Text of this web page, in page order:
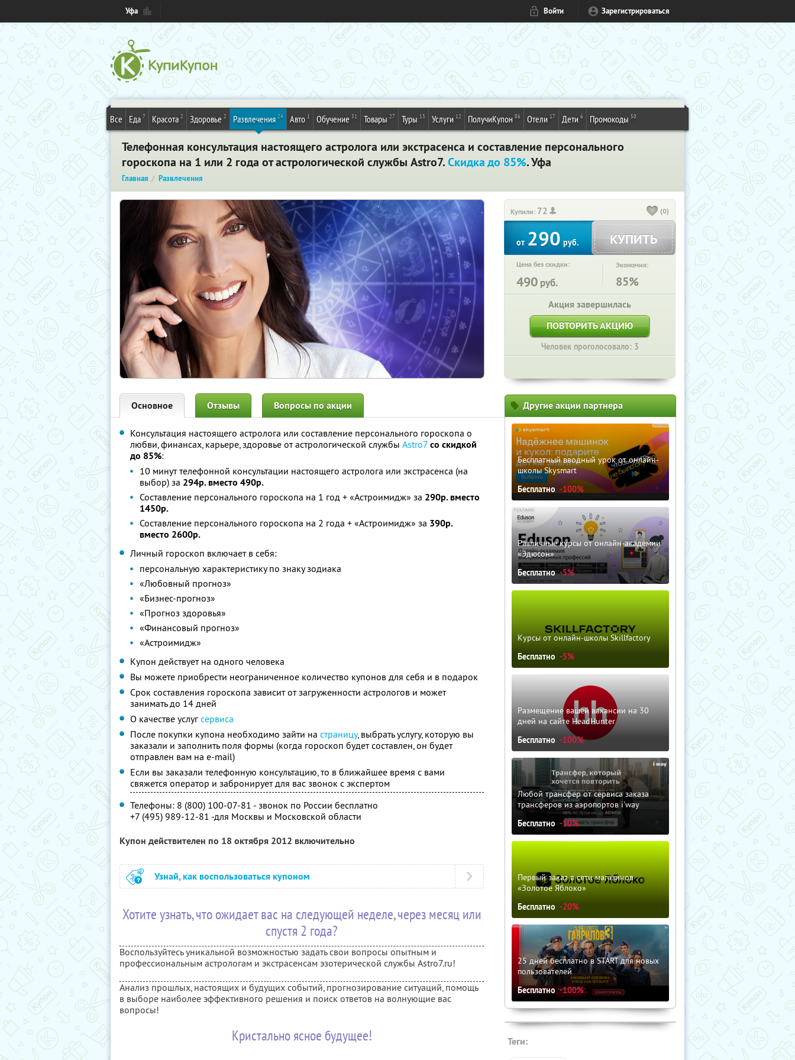
Уфа Войти Зарегистрироваться
Все Еда 7 Красота 2 Здоровье 2 Развлечения 24 Авто 1 Обучение 31 Товары 27 Туры 13 Услуги 12 ПолучиКупон 86 Отели 17 Дети 6 Промокоды 50
Телефонная консультация настоящего астролога или экстрасенса и составление персонального
гороскопа на 1 или 2 года от астрологической службы Astro7.Скидка до 85%. Уфа
Главная Развлечения
Купили: 72 (0)
от290руб. КУПИТЬ
Цена без скидки:
490 руб.
Экономия:
85%
Акция завершилась
ПОВТОРИТЬ АКЦИЮ
Человек проголосовало: 3
Основное Отзывы Вопросы по акции
Консультация настоящего астролога или составление персонального гороскопа о
любви, финансах, карьере, здоровье от астрологической службы Astro7 со скидкой
до 85%:
10 минут телефонной консультации настоящего астролога или экстрасенса (на
выбор) за 294р. вместо 490р.
Составление персонального гороскопа на 1 год + «Астроимидж» за 290р. вместо
1450р.
Составление персонального гороскопа на 2 года + «Астроимидж» за 390р.
вместо 2600р.
Личный гороскоп включает в себя:
персональную характеристику по знаку зодиака
«Любовный прогноз»
«Бизнес-прогноз»
«Прогноз здоровья»
«Финансовый прогноз»
«Астроимидж»
Купон действует на одного человека
Вы можете приобрести неограниченное количество купонов для себя и в подарок
Срок составления гороскопа зависит от загруженности астрологов и может
занимать до 14 дней
О качестве услуг сервиса
После покупки купона необходимо зайти на страницу, выбрать услугу, которую вы
заказали и заполнить поля формы (когда гороскоп будет составлен, он будет
отправлен вам на e-mail)
Если вы заказали телефонную консультацию, то в ближайшее время с вами
свяжется оператор и забронирует для вас звонок с экспертом
Телефоны: 8 (800) 100-07-81 - звонок по России бесплатно
+7 (495) 989-12-81 -для Москвы и Московской области
Купон действителен по 18 октября 2012 включительно
Узнай, как воспользоваться купоном
Хотите узнать, что ожидает вас на следующей неделе, через месяц или
спустя 2 года?
Воспользуйтесь уникальной возможностью задать свои вопросы опытным и
профессиональным астрологам и экстрасенсам эзотерической службы Astro7.ru!
Анализ прошлых, настоящих и будущих событий, прогнозирование ситуаций, помощь
в выборе наиболее эффективного решения и поиск ответов на волнующие вас
вопросы!
Кристально ясное будущее!
Другие акции партнера
Бесплатный вводный урок от онлайн-
школы Skysmart
Бесплатно -100%
Различные курсы от онлайн-академии
«Эдюсон»
Бесплатно -5%
Курсы от онлайн-школы Skillfactory
Бесплатно -5%
Размещение вашей вакансии на 30
дней на сайте HeadHunter
Бесплатно -100%
Любой трансфер от сервиса заказа
трансферов из аэропортов i'way
Бесплатно -10%
Первый заказ в сети магазинов
«Золотое Яблоко»
Бесплатно -20%
25 дней бесплатно в START для новых
пользователей
Бесплатно -100%
Теги: